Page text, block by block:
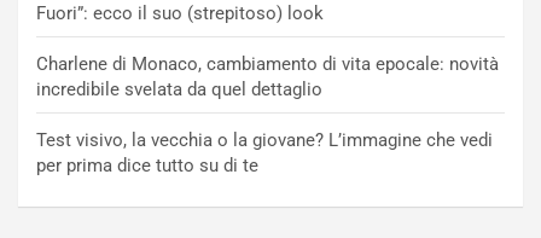
Fuori”: ecco il suo (strepitoso) look
Charlene di Monaco, cambiamento di vita epocale: novità
incredibile svelata da quel dettaglio
Test visivo, la vecchia o la giovane? L’immagine che vedi
per prima dice tutto su di te